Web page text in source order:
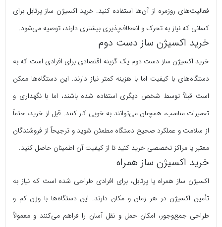
فعالیت‌های روزمره از آن‌ها استفاده کنید. خرید اکسیژن ساز پرتابل برای
کسانی که نیاز به تحرک و انعطاف‌پذیری بیشتری دارند، توصیه می‌شود.
خرید اکسیژن ساز دست دوم
خرید اکسیژن ساز دست دوم یک گزینه اقتصادی برای افرادی است که به
دستگاه‌های با کیفیت اما با هزینه کمتر نیاز دارند. این دستگاه‌ها ممکن
است قبلاً توسط شخص دیگری استفاده شده باشند، اما با نگهداری و
تعمیرات مناسب، همچنان می‌توانند به خوبی کار کنند. قبل از خرید، حتماً
از سلامت و عملکرد صحیح دستگاه مطمئن شوید و ترجیحاً از فروشندگان
معتبر یا مراکز تخصصی خرید کنید تا از کیفیت آن اطمینان حاصل کنید.
خرید اکسیژن ساز همراه
اکسیژن ساز همراه یا پرتابل، برای افرادی طراحی شده است که نیاز به
تأمین اکسیژن در هر زمان و مکان دارند. این دستگاه‌ها با وزن کم و
طراحی جمع‌وجور، امکان حمل و نقل آسان را فراهم می‌کنند و معمولاً